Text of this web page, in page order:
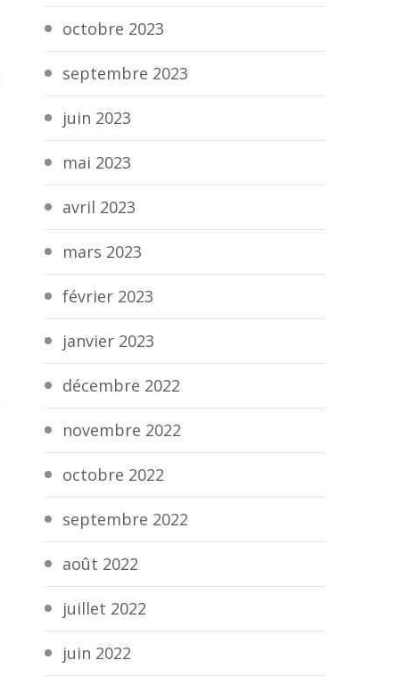
octobre 2023
septembre 2023
juin 2023
mai 2023
avril 2023
mars 2023
février 2023
janvier 2023
décembre 2022
novembre 2022
octobre 2022
septembre 2022
août 2022
juillet 2022
juin 2022